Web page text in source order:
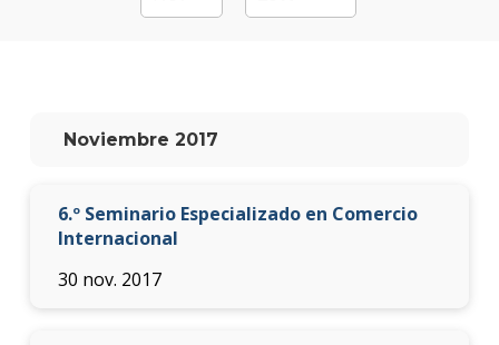
Noviembre 2017
6.º Seminario Especializado en Comercio
Internacional
30 nov. 2017